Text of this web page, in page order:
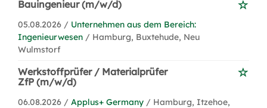
Bauingenieur (m/w/d)
05.08.2026 / Unternehmen aus dem Bereich:
Ingenieurwesen / Hamburg, Buxtehude, Neu
Wulmstorf
Werkstoffprüfer / Materialprüfer
ZfP (m/w/d)
06.08.2026 / Applus+ Germany / Hamburg, Itzehoe,